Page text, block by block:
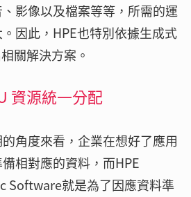
影像以及檔案等等，所需的運
因此，HPE也特別依據生成式
關解決方案。
資源統一分配
角度來看，企業在想好了應用
相對應的資料，而HPE
Software就是為了因應資料準